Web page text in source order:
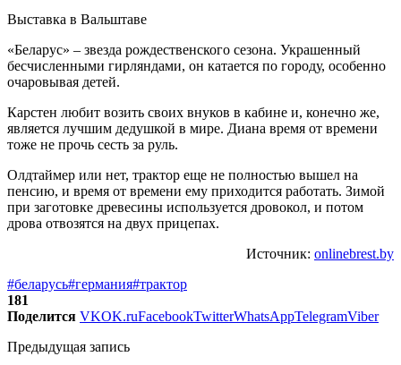
Выставка в Вальштаве
«Беларус» – звезда рождественского сезона. Украшенный
бесчисленными гирляндами, он катается по городу, особенно
очаровывая детей.
Карстен любит возить своих внуков в кабине и, конечно же,
является лучшим дедушкой в мире. Диана время от времени
тоже не прочь сесть за руль.
Олдтаймер или нет, трактор еще не полностью вышел на
пенсию, и время от времени ему приходится работать. Зимой
при заготовке древесины используется дровокол, и потом
дрова отвозятся на двух прицепах.
Источник: onlinebrest.by
#беларусь#германия#трактор
181
Поделится VKOK.ruFacebookTwitterWhatsAppTelegramViber
Предыдущая запись